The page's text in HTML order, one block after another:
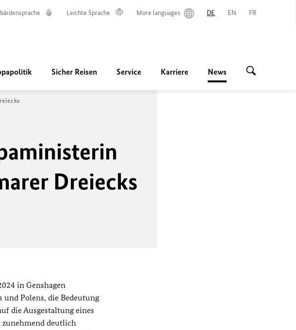
Leichte Sprache More languages DE EN FR
Sicher Reisen Service Karriere News
Dreiecks
in Genshagen
Polens, die Bedeutung
die Ausgestaltung eines
zunehmend deutlich